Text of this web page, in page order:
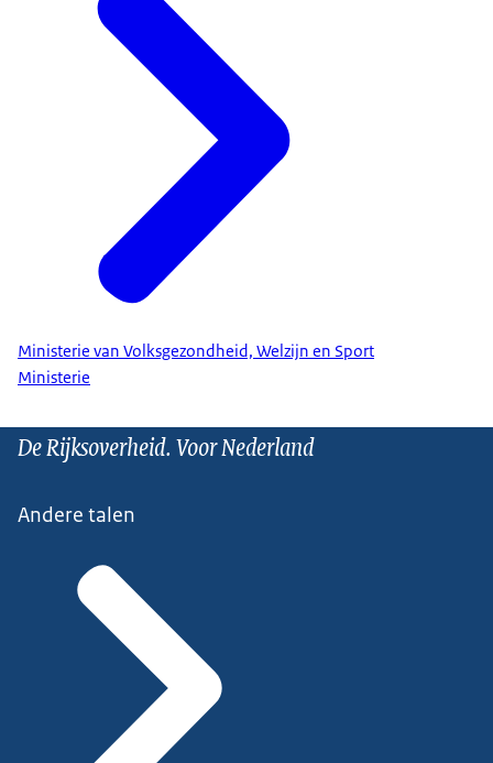
Ministerie van Volksgezondheid, Welzijn en Sport
Ministerie
De Rijksoverheid. Voor Nederland
Andere talen